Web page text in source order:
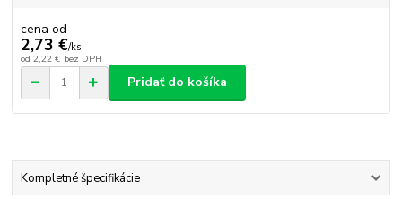
cena od
2,73 €/ks
od 2,22 € bez DPH
Pridať do košíka
Kompletné špecifikácie